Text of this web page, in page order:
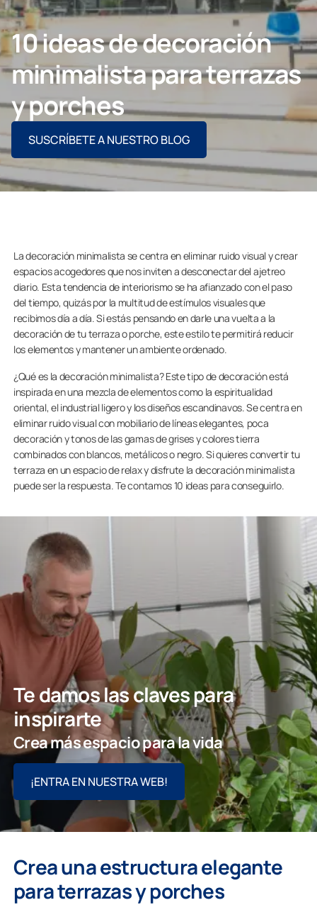
Profesionales
Grupo Lumon
Contacto
PIDE ASESORAMIENTO AQUÍ
10 ideas de decoración
minimalista para terrazas
y porches
SUSCRÍBETE A NUESTRO BLOG
La decoración minimalista se centra en eliminar ruido visual y crear
espacios acogedores que nos inviten a desconectar del ajetreo
diario. Esta tendencia de interiorismo se ha afianzado con el paso
del tiempo, quizás por la multitud de estímulos visuales que
recibimos día a día. Si estás pensando en darle una vuelta a la
decoración de tu terraza o porche, este estilo te permitirá reducir
los elementos y mantener un ambiente ordenado.
¿Qué es la decoración minimalista? Este tipo de decoración está
inspirada en una mezcla de elementos como la espiritualidad
oriental, el industrial ligero y los diseños escandinavos. Se centra en
eliminar ruido visual con mobiliario de líneas elegantes, poca
decoración y tonos de las gamas de grises y colores tierra
combinados con blancos, metálicos o negro. Si quieres convertir tu
terraza en un espacio de relax y disfrute la decoración minimalista
puede ser la respuesta. Te contamos 10 ideas para conseguirlo.
Te damos las claves para
inspirarte
Crea más espacio para la vida
¡ENTRA EN NUESTRA WEB!
Crea una estructura elegante
para terrazas y porches